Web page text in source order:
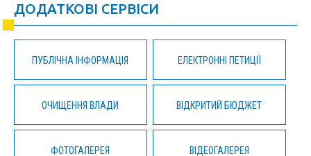
ДОДАТКОВІ СЕРВІСИ
ПУБЛІЧНА ІНФОРМАЦІЯ ЕЛЕКТРОННІ ПЕТИЦІЇ
ОЧИЩЕННЯ ВЛАДИ ВІДКРИТИЙ БЮДЖЕТ
ФОТОГАЛЕРЕЯ ВІДЕОГАЛЕРЕЯ